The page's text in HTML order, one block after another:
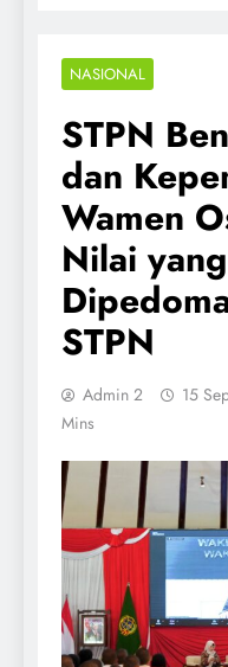
NASIONAL
STPN
dan
Wamen
Nilai
STPN
Admin 2 15
Mins